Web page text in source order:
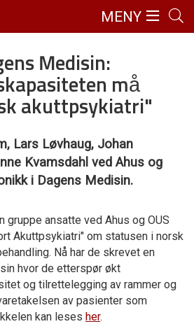
MENY
Medisin:
må
akuttpsykiatri"
Lars Løvhaug, Johan
Kvamsdahl ved Ahus og
i Dagens Medisin.
gruppe ansatte ved Ahus og OUS
Akuttpsykiatri" om statusen i norsk
Nå har de skrevet en
hvor de etterspør økt
og tilrettelegging av rammer og
av pasienter som
kan leses her.